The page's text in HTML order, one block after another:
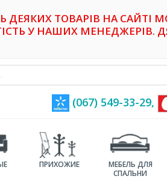
ДЕЯКИХ ТОВАРІВ НА САЙТІ
У НАШИХ МЕНЕДЖЕРІВ.
(067) 549-33-29,
ПРИХОЖИЕ
МЕБЕЛЬ ДЛЯ
СПАЛЬНИ